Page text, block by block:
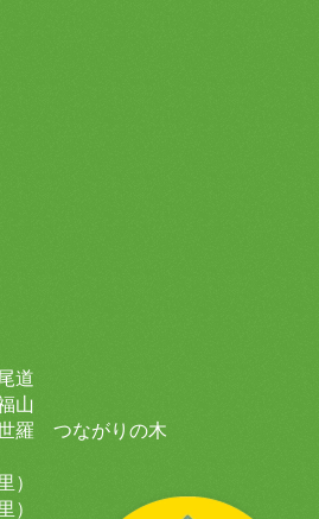
道
山
羅 つながりの木
）
）